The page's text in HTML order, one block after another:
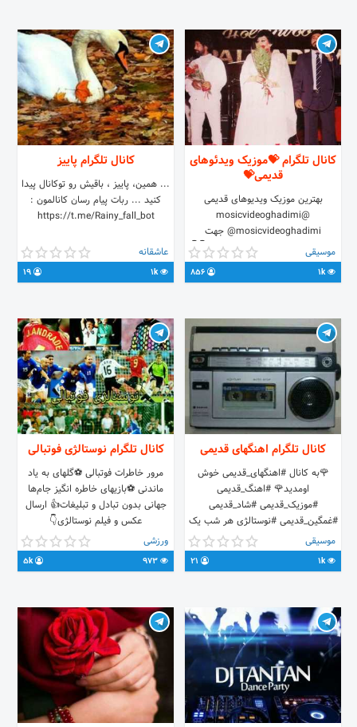
کانال تلگرام 💝موزیک ویدئوهای
قدیمی💝
بهترین موزیک ویدیوهای قدیمی
@mosicvideoghadimi
@mosicvideoghadimi جهت
درخواست موزیک ویدیو و تبلیغات 👇👇
@omidomid416
موسیقی
1k
کانال تلگرام پاییز
... همین، پاییز ، باقیش رو توکانال پیدا
کنید ... ربات پیام رسان کانالمون :
https://t.me/Rainy_fall_bot
عاشقانه
1k
کانال تلگرام اهنگهای قدیمی
🌹به کانال #اهنگهای_قدیمی خوش
اومدید🌹 #اهنگ_قدیمی
#موزیک_قدیمی #شاد_قدیمی
#غمگین_قدیمی #نوستالژی هر شب یک
#اهنگ از خواننده های قدیمی توی
#کانال ارسال میشه ایدی مدیر کانال
@moritez_n ایدی کانال 🆔
موسیقی
1k
کانال تلگرام نوستالژی فوتبالی
مرور خاطرات فوتبالی ⚽️گلهای به یاد
ماندنی ⚽️بازیهای خاطره انگیز جام‌ها
جهانی بدون تبادل و تبلیغات👍 ارسال
عکس و فیلم نوستالژی👇
@yaser_Artesh
@Football_Noostalgia
ورزشی
5k